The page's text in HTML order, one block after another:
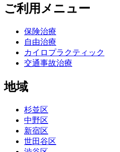
ご利用メニュー
保険治療
自由治療
カイロプラクティック
交通事故治療
地域
杉並区
中野区
新宿区
世田谷区